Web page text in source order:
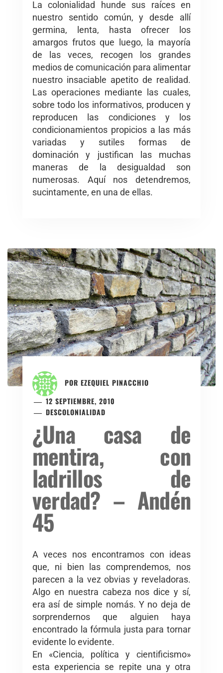
La colonialidad hunde sus raíces en
nuestro sentido común, y desde allí
germina, lenta, hasta ofrecer los
amargos frutos que luego, la mayoría
de las veces, recogen los grandes
medios de comunicación para alimentar
nuestro insaciable apetito de realidad.
Las operaciones mediante las cuales,
sobre todo los informativos, producen y
reproducen las condiciones y los
condicionamientos propicios a las más
variadas y sutiles formas de
dominación y justifican las muchas
maneras de la desigualdad son
numerosas. Aquí nos detendremos,
sucintamente, en una de ellas.
POR EZEQUIEL PINACCHIO
12 SEPTIEMBRE, 2010
DESCOLONIALIDAD
¿Una casa de
mentira, con
ladrillos de
verdad? – Andén
45
A veces nos encontramos con ideas
que, ni bien las comprendemos, nos
parecen a la vez obvias y reveladoras.
Algo en nuestra cabeza nos dice y sí,
era así de simple nomás. Y no deja de
sorprendernos que alguien haya
encontrado la fórmula justa para tornar
evidente lo evidente.
En «Ciencia, política y cientificismo»
esta experiencia se repite una y otra